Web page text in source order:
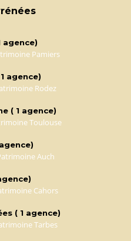
agence)
Pamiers
agence)
Rodez
( 1 agence)
Toulouse
Auch
Cahors
( 1 agence)
Tarbes